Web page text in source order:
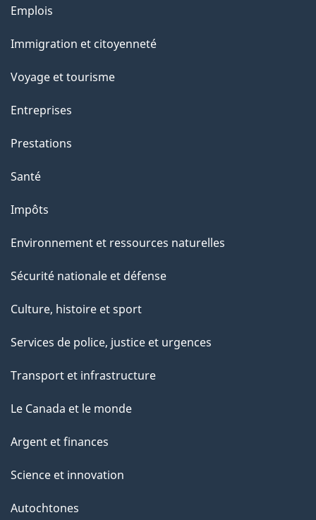
Thèmes
sujets
Emplois
Immigration et citoyenneté
Voyage et tourisme
Entreprises
Prestations
Santé
Impôts
Environnement et ressources naturelles
Sécurité nationale et défense
Culture, histoire et sport
Services de police, justice et urgences
Transport et infrastructure
Le Canada et le monde
Argent et finances
Science et innovation
Autochtones